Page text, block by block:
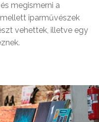
megismerni a
iparművészek
vehettek, illetve egy